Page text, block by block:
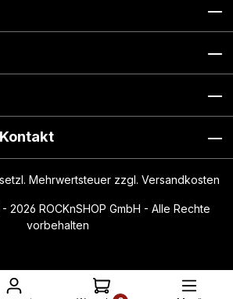
Mehrwertsteuer zzgl. Versandkosten
ROCKnSHOP GmbH - Alle Rechte
vorbehalten